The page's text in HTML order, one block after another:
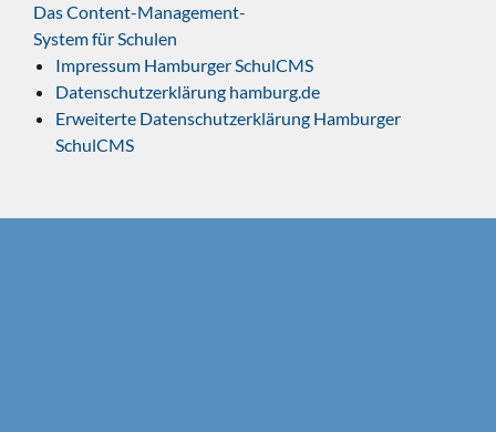
Das Content-Management-
System für Schulen
Impressum Hamburger SchulCMS
Datenschutzerklärung hamburg.de
Erweiterte Datenschutzerklärung Hamburger
SchulCMS